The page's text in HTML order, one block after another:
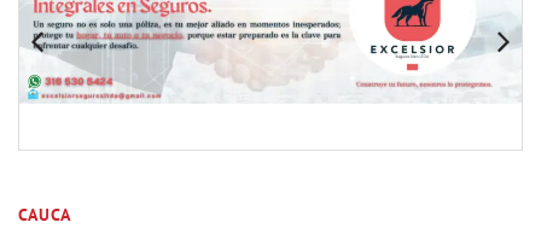
CAUCA